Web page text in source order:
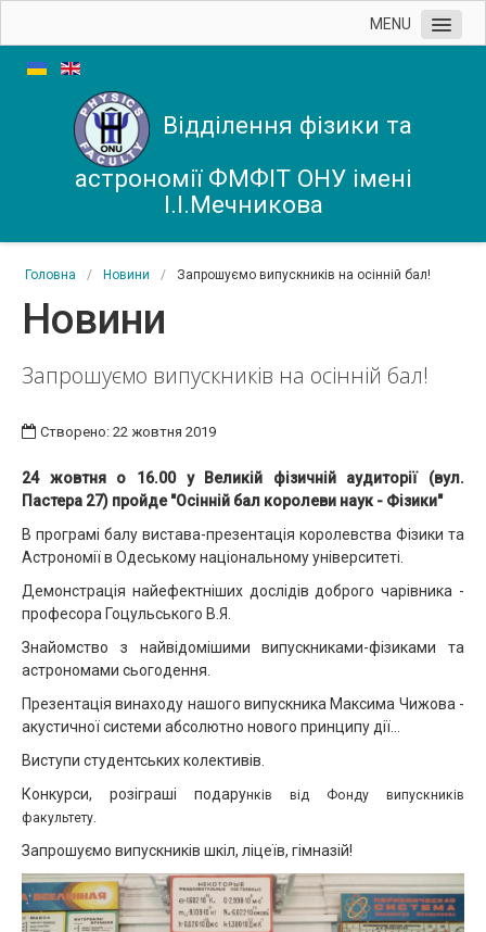
MENU
Школа фізфака
Мала академія наук
Новини
Кафедра
Відділення фізики та
астрономії ФМФІТ ОНУ імені
І.І.Мечникова
Головна / Новини / Запрошуємо випускників на осінній бал!
Новини
Запрошуємо випускників на осінній бал!
Створено: 22 жовтня 2019
24 жовтня о 16.00 у Великій фізичній аудиторії (вул.
Пастера 27) пройде "Осінній бал королеви наук - Фізики"
В програмі балу вистава-презентація королевства Фізики та
Астрономії в Одеському національному університеті.
Демонстрація найефектніших дослідів доброго чарівника -
професора Гоцульського В.Я.
Знайомство з найвідомішими випускниками-фізиками та
астрономами сьогодення.
Презентація винаходу нашого випускника Максима Чижова -
акустичної системи абсолютно нового принципу дії...
Виступи студентських колективів.
Конкурси, розіграші подарунків від Фонду випускників
факультету.
Запрошуємо випускників шкіл, ліцеїв, гімназій!